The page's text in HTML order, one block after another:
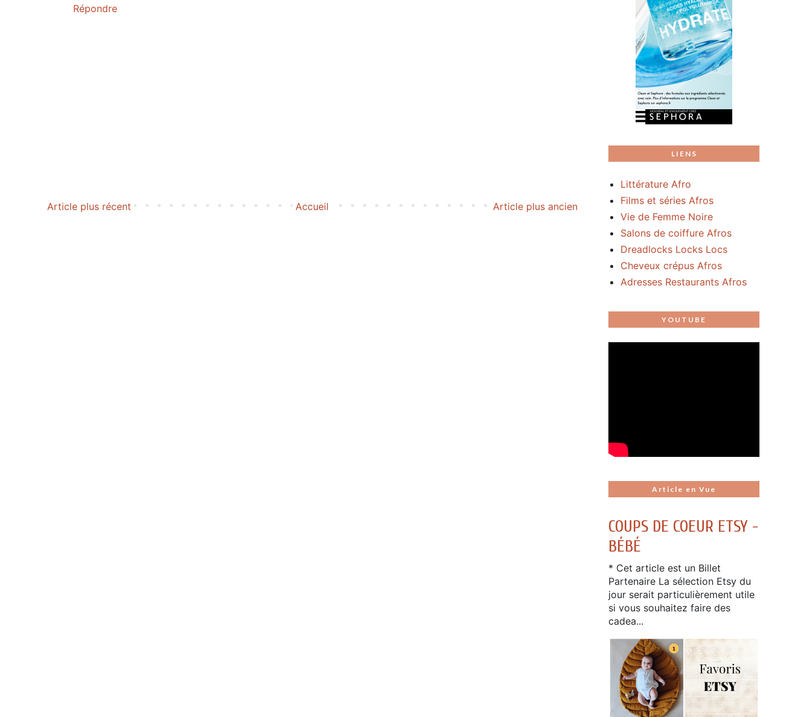
Répondre
Article plus récent Article plus ancien
Accueil
LIENS
Littérature Afro
Films et séries Afros
Vie de Femme Noire
Salons de coiffure Afros
Dreadlocks Locks Locs
Cheveux crépus Afros
Adresses Restaurants Afros
YOUTUBE
Article en Vue
COUPS DE COEUR ETSY -
BÉBÉ
* Cet article est un Billet
Partenaire La sélection Etsy du
jour serait particulièrement utile
si vous souhaitez faire des
cadea...